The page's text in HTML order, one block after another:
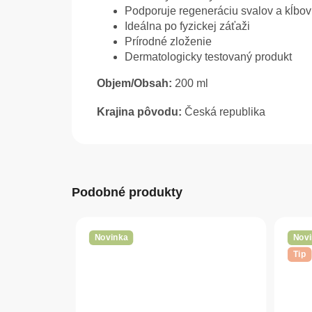
Podporuje regeneráciu svalov a kĺbov
Ideálna po fyzickej záťaži
Prírodné zloženie
Dermatologicky testovaný produkt
Objem/Obsah: 200 ml
Krajina pôvodu: Česká republika
Podobné produkty
Novinka
Tip